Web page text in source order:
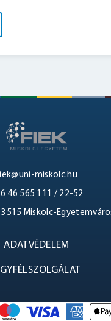
miskolc.hu
46 565 111 / 22-52
3515 Miskolc-
ADATVÉDELEM